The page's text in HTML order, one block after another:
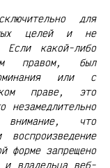
для
целей и не
Если какой-либо
правом, был
или с
праве, это
незамедлительно
внимание, что
форме запрещено
и владельца веб-